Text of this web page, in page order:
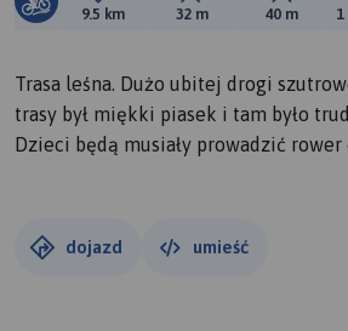
Długość trasy:
9.5 km Suma przewyższeń:
32 m Suma
40 m 1
Trasa leśna. Dużo ubitej drogi
trasy był miękki piasek i tam było
Dzieci będą musiały prowadzić rower
dojazd umieść